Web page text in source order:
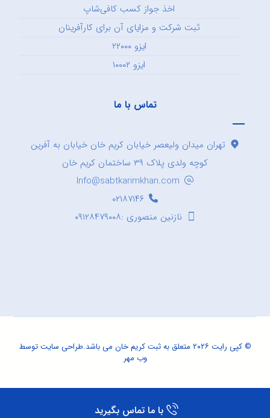
اخذ جواز کسب کافی‌شاپ
ثبت شرکت و مزایای آن برای کارآفرینان
ایزو ۲۲۰۰۰
ایزو ۱۰۰۰۲
تماس با ما
تهران میدان ولیعصر خیابان کریم خان خیابان به آفرین
کوچه ولدی پلاک ۳۹ ساختمان کریم خان
Info@sabtkarimkhan.com
۰۲۱۸۷۱۴۶
نازنین منصوری :۰۹۱۲۸۴۷۹۰۰۸
© کپی رایت ۲۰۲۶ متعلق به ثبت کریم خان می باشد. طراحی سایتتوسط
وب مهر
با ما تماس بگیرید